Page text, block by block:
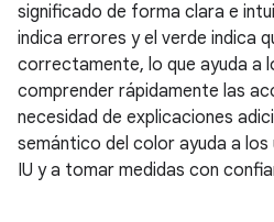
significado de forma clara e
indica errores y el verde indica
correctamente, lo que ayuda a
comprender rápidamente las
necesidad de explicaciones
semántico del color ayuda a
IU y a tomar medidas con